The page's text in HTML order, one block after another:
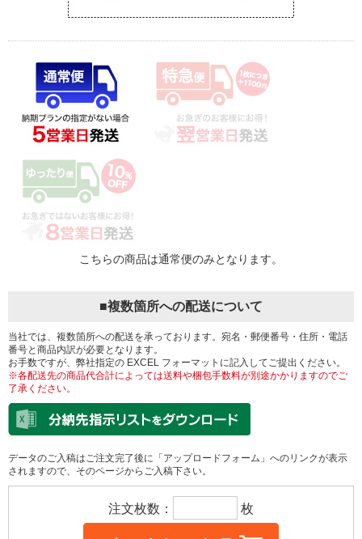
こちらの商品は通常便のみとなります。
■複数箇所への配送について
当社では、複数箇所への配送を承っております。宛名・郵便番号・住所・電話
番号と商品内訳が必要となります。
お手数ですが、弊社指定の EXCEL フォーマットに記入してご提出ください。
※各配送先の商品代合計によっては送料や梱包手数料が別途かかりますのでご
了承ください。
データのご入稿はご注文完了後に「アップロードフォーム」へのリンクが表示
されますので、そのページからご入稿下さい。
注文枚数： 枚